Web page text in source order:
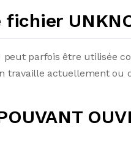
peut parfois être utilisée
travaille actuellement ou